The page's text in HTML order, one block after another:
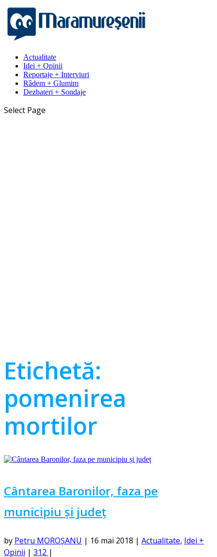
Actualitate
Idei + Opinii
Reportaje + Interviuri
Râdem + Glumim
Dezbateri + Sondaje
Select Page
Etichetă:
pomenirea
mortilor
Cântarea Baronilor, faza pe
municipiu și județ
by Petru MOROȘANU | 16 mai 2018 | Actualitate, Idei +
Opinii | 312 |